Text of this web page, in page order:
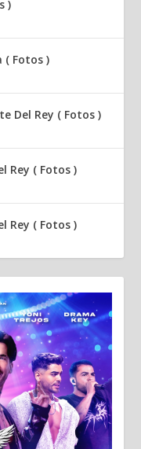
)
( Fotos )
Del Rey ( Fotos )
Rey ( Fotos )
Rey ( Fotos )